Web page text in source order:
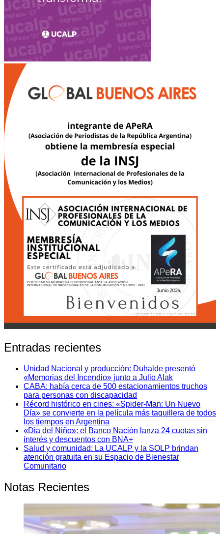
Entradas recientes
Unidad Nacional y producción: Duhalde presentó
«Memorias del Incendio» junto a Julio Alak
CABA: había cerca de 500 estacionamientos truchos
para personas con discapacidad
Récord histórico en cines: «Spider-Man: Un Nuevo
Día» se convierte en la película más taquillera de todos
los tiempos en Argentina
«Dia del Niño»: el Banco Nación lanza 24 cuotas sin
interés y descuentos con BNA+
Salud y comunidad: La UCALP y la SOLP brindan
atención gratuita en su Espacio de Bienestar
Comunitario
Notas Recientes